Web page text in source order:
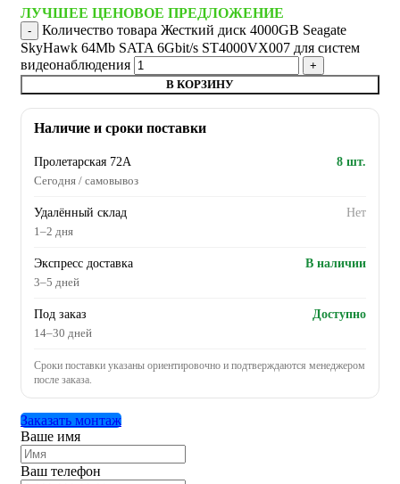
ЛУЧШЕЕ ЦЕНОВОЕ ПРЕДЛОЖЕНИЕ
Количество товара Жесткий диск 4000GB Seagate
SkyHawk 64Mb SATA 6Gbit/s ST4000VX007 для систем
видеонаблюдения
В КОРЗИНУ
Наличие и сроки поставки
Пролетарская 72А
8 шт.
Сегодня / самовывоз
Удалённый склад
Нет
1–2 дня
Экспресс доставка
В наличии
3–5 дней
Под заказ
Доступно
14–30 дней
Сроки поставки указаны ориентировочно и подтверждаются менеджером
после заказа.
Заказать монтаж
Ваше имя
Ваш телефон